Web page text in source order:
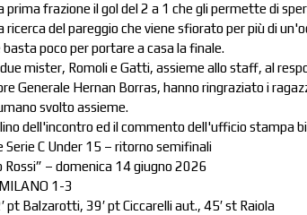
frazione il gol del 2 a 1 che gli permette di
ricerca del pareggio che viene sfiorato per più di
poco per portare a casa la finale.
mister, Romoli e Gatti, assieme allo staff, al
Generale Hernan Borras, hanno ringraziato i
svolto assieme.
dell'incontro ed il commento dell'ufficio stampa
Serie C Under 15 – ritorno semifinali
Rossi” – domenica 14 giugno 2026
1-3
pt Balzarotti, 39′ pt Ciccarelli aut., 45′ st Raiola